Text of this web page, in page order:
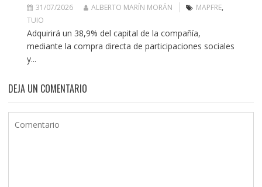
31/07/2026 ALBERTO MARÍN MORÁN MAPFRE,
TUIO
Adquirirá un 38,9% del capital de la compañía,
mediante la compra directa de participaciones sociales
y...
DEJA UN COMENTARIO